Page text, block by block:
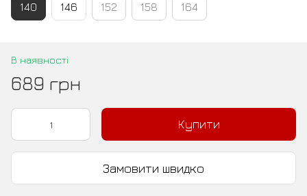
140 146 152 158 164
В наявності
689 грн
Купити
Замовити швидко